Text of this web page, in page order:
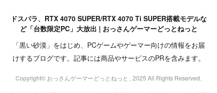
ドスパラ、RTX 4070 SUPER/RTX 4070 Ti SUPER搭載モデルな
ど「台数限定PC」大放出 | おっさんゲーマーどっとねっと
「黒い砂漠」をはじめ、PCゲームやゲーマー向けの情報をお届
けするブログです。記事には商品やサービスのPRを含みます。
Copyright© おっさんゲーマーどっとねっと , 2025 All Rights Reserved.